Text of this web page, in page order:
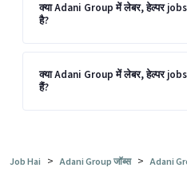
क्या Adani Group में लेबर, हेल्पर
है?
क्या Adani Group में लेबर, हेल्पर
हैं?
Job Hai > Adani Group जॉब्स > Adani